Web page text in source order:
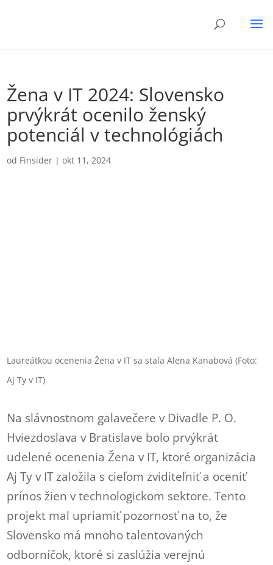
Žena v IT 2024: Slovensko
prvýkrát ocenilo ženský
potenciál v technológiách
od Finsider |okt 11, 2024
Laureátkou ocenenia Žena v IT sa stala Alena Kanabová (Foto:
Aj Ty v IT)
Na slávnostnom galavečere v Divadle P. O.
Hviezdoslava v Bratislave bolo prvýkrát
udelené ocenenia Žena v IT, ktoré organizácia
Aj Ty v IT založila s cieľom zviditeľniť a oceniť
prínos žien v technologickom sektore. Tento
projekt mal upriamiť pozornosť na to, že
Slovensko má mnoho talentovaných
odborníčok, ktoré si zaslúžia verejnú